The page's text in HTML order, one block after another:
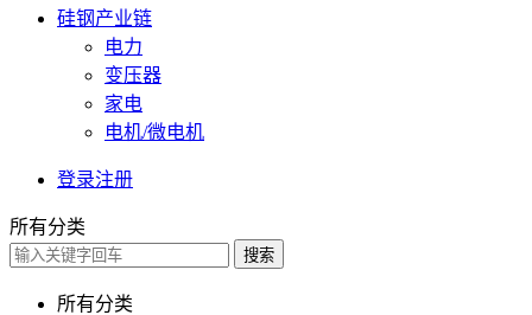
硅钢产业链
电力
变压器
家电
电机/微电机
登录注册
所有分类
搜索
所有分类